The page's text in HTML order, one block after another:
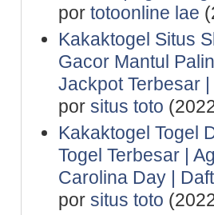
por totoonline lae
Kakaktogel Situs
Gacor Mantul
Jackpot Terbesar
por situs toto
Kakaktogel Togel
Togel Terbesar |
Carolina Day |
por situs toto